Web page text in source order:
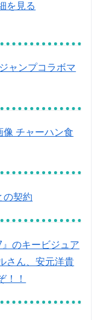
を見る
ャンプコラボマ
像 チャーハン食
の契約
』のキービジュア
さん、安元洋貴
！！